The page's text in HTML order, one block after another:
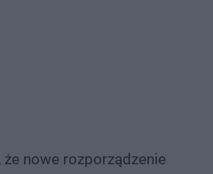
nowe rozporządzenie